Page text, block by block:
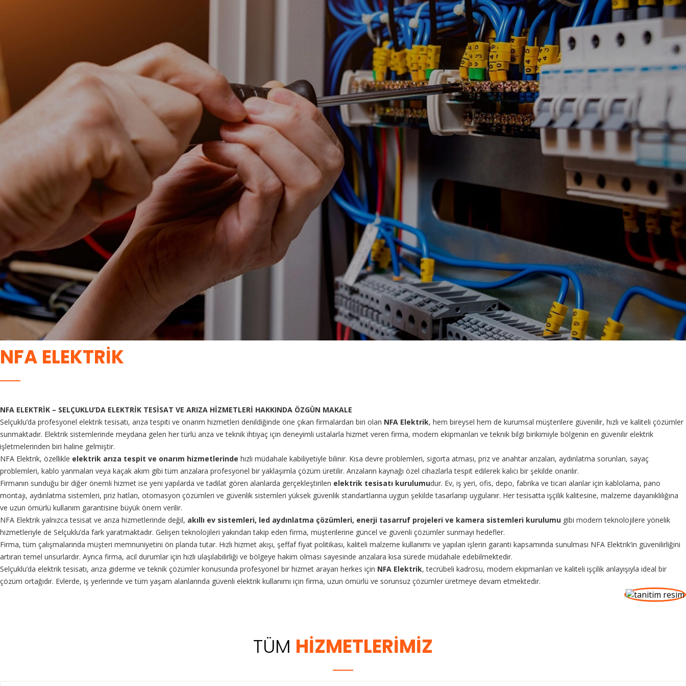
NFA ELEKTRİK
NFA ELEKTRİK – SELÇUKLU’DA ELEKTRİK TESİSAT VE ARIZA HİZMETLERİ HAKKINDA ÖZGÜN MAKALE
Selçuklu’da profesyonel elektrik tesisatı, arıza tespiti ve onarım hizmetleri denildiğinde öne çıkan firmalardan biri olan NFA Elektrik, hem bireysel hem de kurumsal müşterilere güvenilir, hızlı ve kaliteli çözümler
sunmaktadır. Elektrik sistemlerinde meydana gelen her türlü arıza ve teknik ihtiyaç için deneyimli ustalarla hizmet veren firma, modern ekipmanları ve teknik bilgi birikimiyle bölgenin en güvenilir elektrik
işletmelerinden biri haline gelmiştir.
NFA Elektrik, özellikle elektrik arıza tespit ve onarım hizmetlerinde hızlı müdahale kabiliyetiyle bilinir. Kısa devre problemleri, sigorta atması, priz ve anahtar arızaları, aydınlatma sorunları, sayaç
problemleri, kablo yanmaları veya kaçak akım gibi tüm arızalara profesyonel bir yaklaşımla çözüm üretilir. Arızaların kaynağı özel cihazlarla tespit edilerek kalıcı bir şekilde onarılır.
Firmanın sunduğu bir diğer önemli hizmet ise yeni yapılarda ve tadilat gören alanlarda gerçekleştirilen elektrik tesisatı kurulumudur. Ev, iş yeri, ofis, depo, fabrika ve ticari alanlar için kablolama, pano
montajı, aydınlatma sistemleri, priz hatları, otomasyon çözümleri ve güvenlik sistemleri yüksek güvenlik standartlarına uygun şekilde tasarlanıp uygulanır. Her tesisatta işçilik kalitesine, malzeme dayanıklılığına
ve uzun ömürlü kullanım garantisine büyük önem verilir.
NFA Elektrik yalnızca tesisat ve arıza hizmetlerinde değil, akıllı ev sistemleri, led aydınlatma çözümleri, enerji tasarruf projeleri ve kamera sistemleri kurulumu gibi modern teknolojilere yönelik
hizmetleriyle de Selçuklu’da fark yaratmaktadır. Gelişen teknolojileri yakından takip eden firma, müşterilerine güncel ve güvenli çözümler sunmayı hedefler.
Firma, tüm çalışmalarında müşteri memnuniyetini ön planda tutar. Hızlı hizmet akışı, şeffaf fiyat politikası, kaliteli malzeme kullanımı ve yapılan işlerin garanti kapsamında sunulması NFA Elektrik’in güvenilirliğini
artıran temel unsurlardır. Ayrıca firma, acil durumlar için hızlı ulaşılabilirliği ve bölgeye hakim olması sayesinde arızalara kısa sürede müdahale edebilmektedir.
Selçuklu’da elektrik tesisatı, arıza giderme ve teknik çözümler konusunda profesyonel bir hizmet arayan herkes için NFA Elektrik, tecrübeli kadrosu, modern ekipmanları ve kaliteli işçilik anlayışıyla ideal bir
çözüm ortağıdır. Evlerde, iş yerlerinde ve tüm yaşam alanlarında güvenli elektrik kullanımı için firma, uzun ömürlü ve sorunsuz çözümler üretmeye devam etmektedir.
TÜM HİZMETLERİMİZ